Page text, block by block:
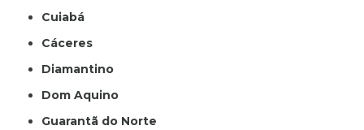
Cuiabá
Cáceres
Diamantino
Dom Aquino
Guarantã do Norte